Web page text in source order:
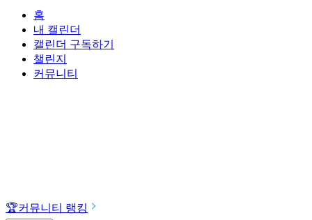
홈
내 캘린더
캘린더 구독하기
챌린지
커뮤니티
🏆커뮤니티 랭킹